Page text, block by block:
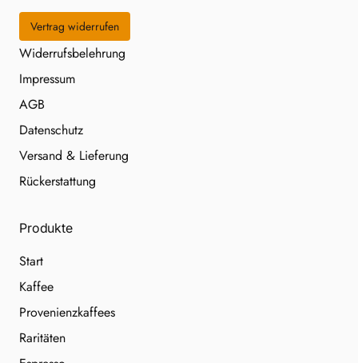
Vertrag widerrufen
Widerrufsbelehrung
Impressum
AGB
Datenschutz
Versand & Lieferung
Rückerstattung
Produkte
Start
Kaffee
Provenienzkaffees
Raritäten